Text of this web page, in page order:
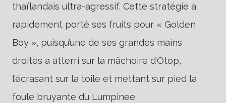
thaïlandais ultra-agressif. Cette stratégie a
rapidement porté ses fruits pour « Golden
Boy », puisqu’une de ses grandes mains
droites a atterri sur la mâchoire d’Otop,
l’écrasant sur la toile et mettant sur pied la
foule bruyante du Lumpinee.